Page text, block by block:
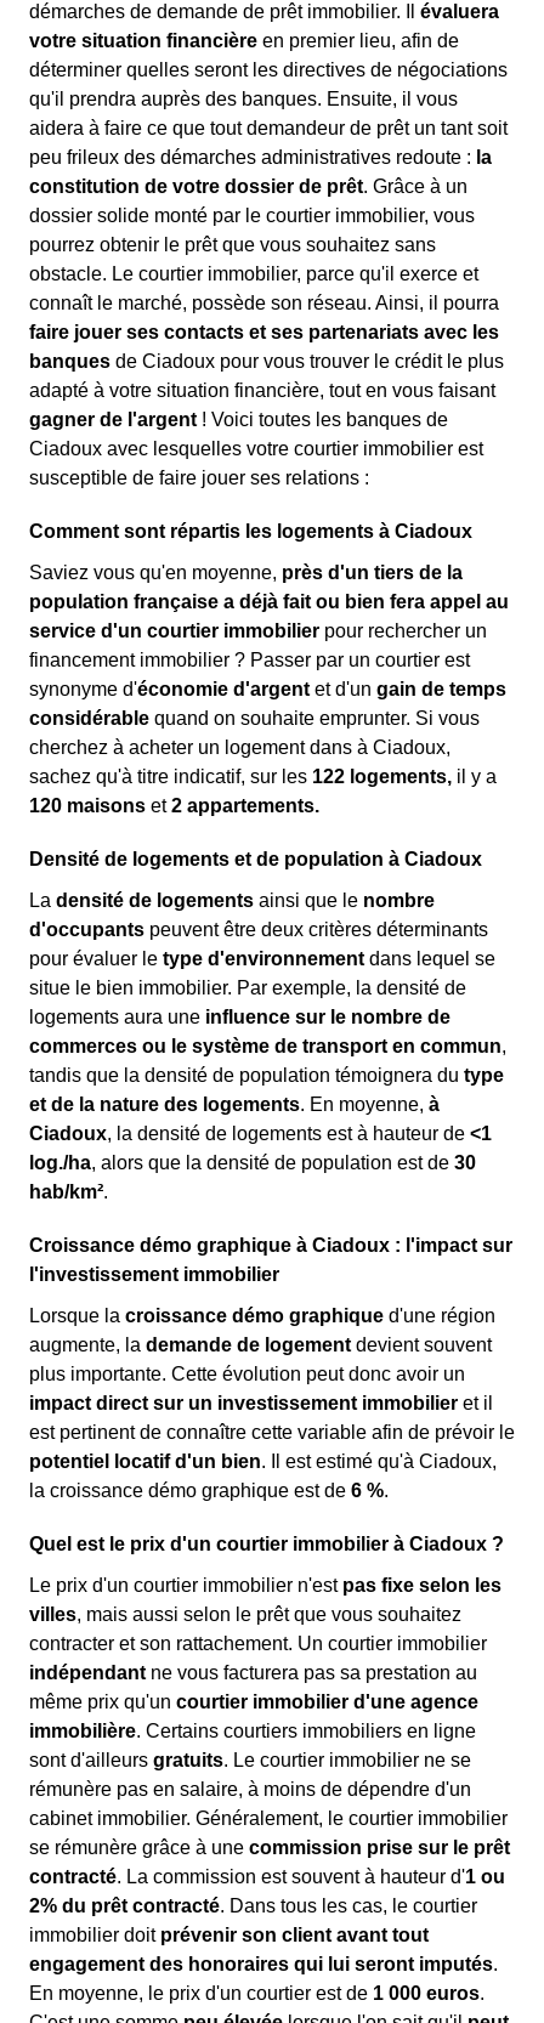
démarches de demande de prêt immobilier. Il évaluera
votre situation financière en premier lieu, afin de
déterminer quelles seront les directives de négociations
qu'il prendra auprès des banques. Ensuite, il vous
aidera à faire ce que tout demandeur de prêt un tant soit
peu frileux des démarches administratives redoute : la
constitution de votre dossier de prêt. Grâce à un
dossier solide monté par le courtier immobilier, vous
pourrez obtenir le prêt que vous souhaitez sans
obstacle. Le courtier immobilier, parce qu'il exerce et
connaît le marché, possède son réseau. Ainsi, il pourra
faire jouer ses contacts et ses partenariats avec les
banques de Ciadoux pour vous trouver le crédit le plus
adapté à votre situation financière, tout en vous faisant
gagner de l'argent ! Voici toutes les banques de
Ciadoux avec lesquelles votre courtier immobilier est
susceptible de faire jouer ses relations :
Comment sont répartis les logements à Ciadoux
Saviez vous qu'en moyenne, près d'un tiers de la
population française a déjà fait ou bien fera appel au
service d'un courtier immobilier pour rechercher un
financement immobilier ? Passer par un courtier est
synonyme d'économie d'argent et d'un gain de temps
considérable quand on souhaite emprunter. Si vous
cherchez à acheter un logement dans à Ciadoux,
sachez qu'à titre indicatif, sur les 122 logements, il y a
120 maisons et2 appartements.
Densité de logements et de population à Ciadoux
La densité de logements ainsi que le nombre
d'occupants peuvent être deux critères déterminants
pour évaluer le type d'environnement dans lequel se
situe le bien immobilier. Par exemple, la densité de
logements aura une influence sur le nombre de
commerces ou le système de transport en commun,
tandis que la densité de population témoignera du type
et de la nature des logements. En moyenne, à
Ciadoux, la densité de logements est à hauteur de <1
log./ha, alors que la densité de population est de 30
hab/km².
Croissance démo graphique à Ciadoux : l'impact sur
l'investissement immobilier
Lorsque la croissance démo graphique d'une région
augmente, la demande de logement devient souvent
plus importante. Cette évolution peut donc avoir un
impact direct sur un investissement immobilier et il
est pertinent de connaître cette variable afin de prévoir le
potentiel locatif d'un bien. Il est estimé qu'à Ciadoux,
la croissance démo graphique est de 6 %.
Quel est le prix d'un courtier immobilier à Ciadoux ?
Le prix d'un courtier immobilier n'est pas fixe selon les
villes, mais aussi selon le prêt que vous souhaitez
contracter et son rattachement. Un courtier immobilier
indépendant ne vous facturera pas sa prestation au
même prix qu'un courtier immobilier d'une agence
immobilière. Certains courtiers immobiliers en ligne
sont d'ailleurs gratuits. Le courtier immobilier ne se
rémunère pas en salaire, à moins de dépendre d'un
cabinet immobilier. Généralement, le courtier immobilier
se rémunère grâce à une commission prise sur le prêt
contracté. La commission est souvent à hauteur d'1 ou
2% du prêt contracté. Dans tous les cas, le courtier
immobilier doit prévenir son client avant tout
engagement des honoraires qui lui seront imputés.
En moyenne, le prix d'un courtier est de 1 000 euros.